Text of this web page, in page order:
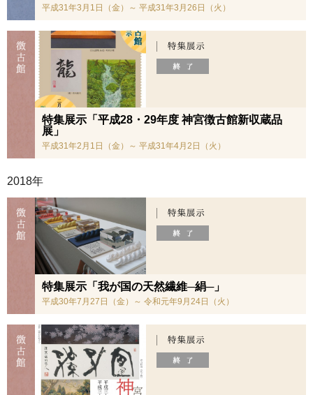
平成31年3月1日（金）～ 平成31年3月26日（火）
特集展示「平成28・29年度 神宮徴古館新収蔵品
展」
平成31年2月1日（金）～ 平成31年4月2日（火）
2018年
特集展示「我が国の天然繊維─絹─」
平成30年7月27日（金）～ 令和元年9月24日（火）